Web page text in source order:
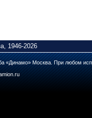
1946-2026
«Динамо» Москва. При любом